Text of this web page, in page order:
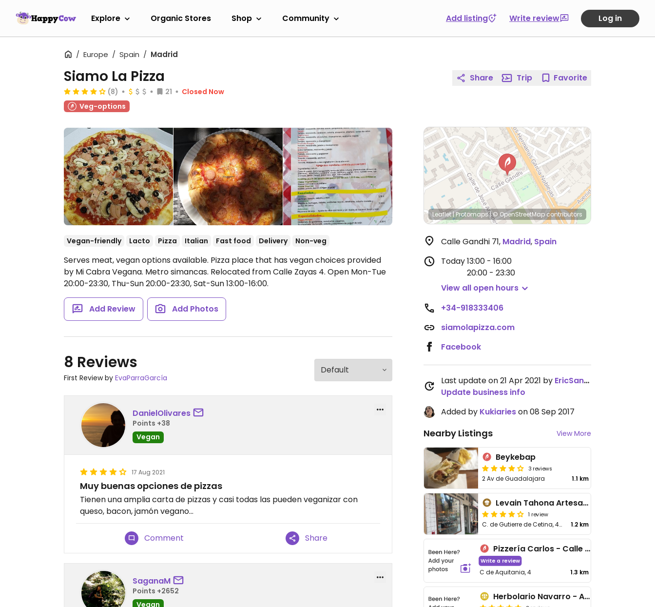
Explore Organic Stores Shop Community Add listing Write review Log in
Europe Spain Madrid
Siamo La Pizza
(8) 21
Closed Now
Veg-options
Vegan-friendly Lacto Pizza Italian Fast food Delivery Non-veg
Serves meat, vegan options available. Pizza place that has vegan choices provided
by Mi Cabra Vegana. Metro simancas. Relocated from Calle Zayas 4. Open Mon-Tue
20:00-23:30, Thu-Sun 20:00-23:30, Sat-Sun 13:00-16:00.
Add Review Add Photos
8 Reviews
First Review by EvaParraGarcía
DanielOlivares
Points +38
Vegan
17 Aug 2021
Muy buenas opciones de pizzas
Tienen una amplia carta de pizzas y casi todas las pueden veganizar con
queso, bacon, jamón vegano...
Comment Share
SaganaM
Points +2652
Vegan
Share Trip Favorite
Leaflet|Protomaps|© OpenStreetMap contributors
Calle Gandhi 71, Madrid, Spain
Today13:00 - 16:00
20:00 - 23:30
View all open hours
+34-918333406
siamolapizza.com
Facebook
Last update on 21 Apr 2021 by EricSanoja
Update business info
Added by Kukiarieson 08 Sep 2017
Nearby Listings View More
Beykebap
3 reviews
2 Av de Guadalajara 1.1 km
Levain Tahona Artesana
1 review
C. de Gutierre de Cetina, 49 1.2 km
Pizzería Carlos - Calle Aquitania
Write a review
C de Aquitania, 4 1.3 km
Herbolario Navarro - Alcala